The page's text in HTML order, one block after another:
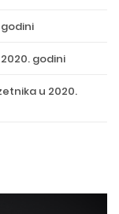
godini
u 2020.